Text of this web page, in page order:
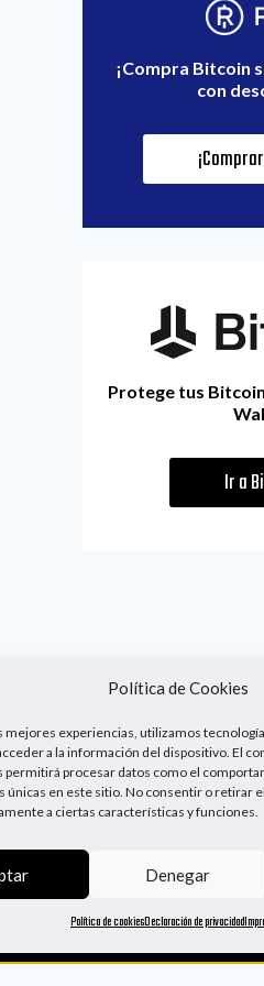
Política de Cookies
mejores experiencias, utilizamos
a la información del dispositivo. El
permitirá procesar datos como el
únicas en este sitio. No consentir o retirar
a ciertas características y funciones.
Denegar
Política de cookiesDeclaración de privacidad
¡Compra Bitcoin
con
Protege tus
Ir a